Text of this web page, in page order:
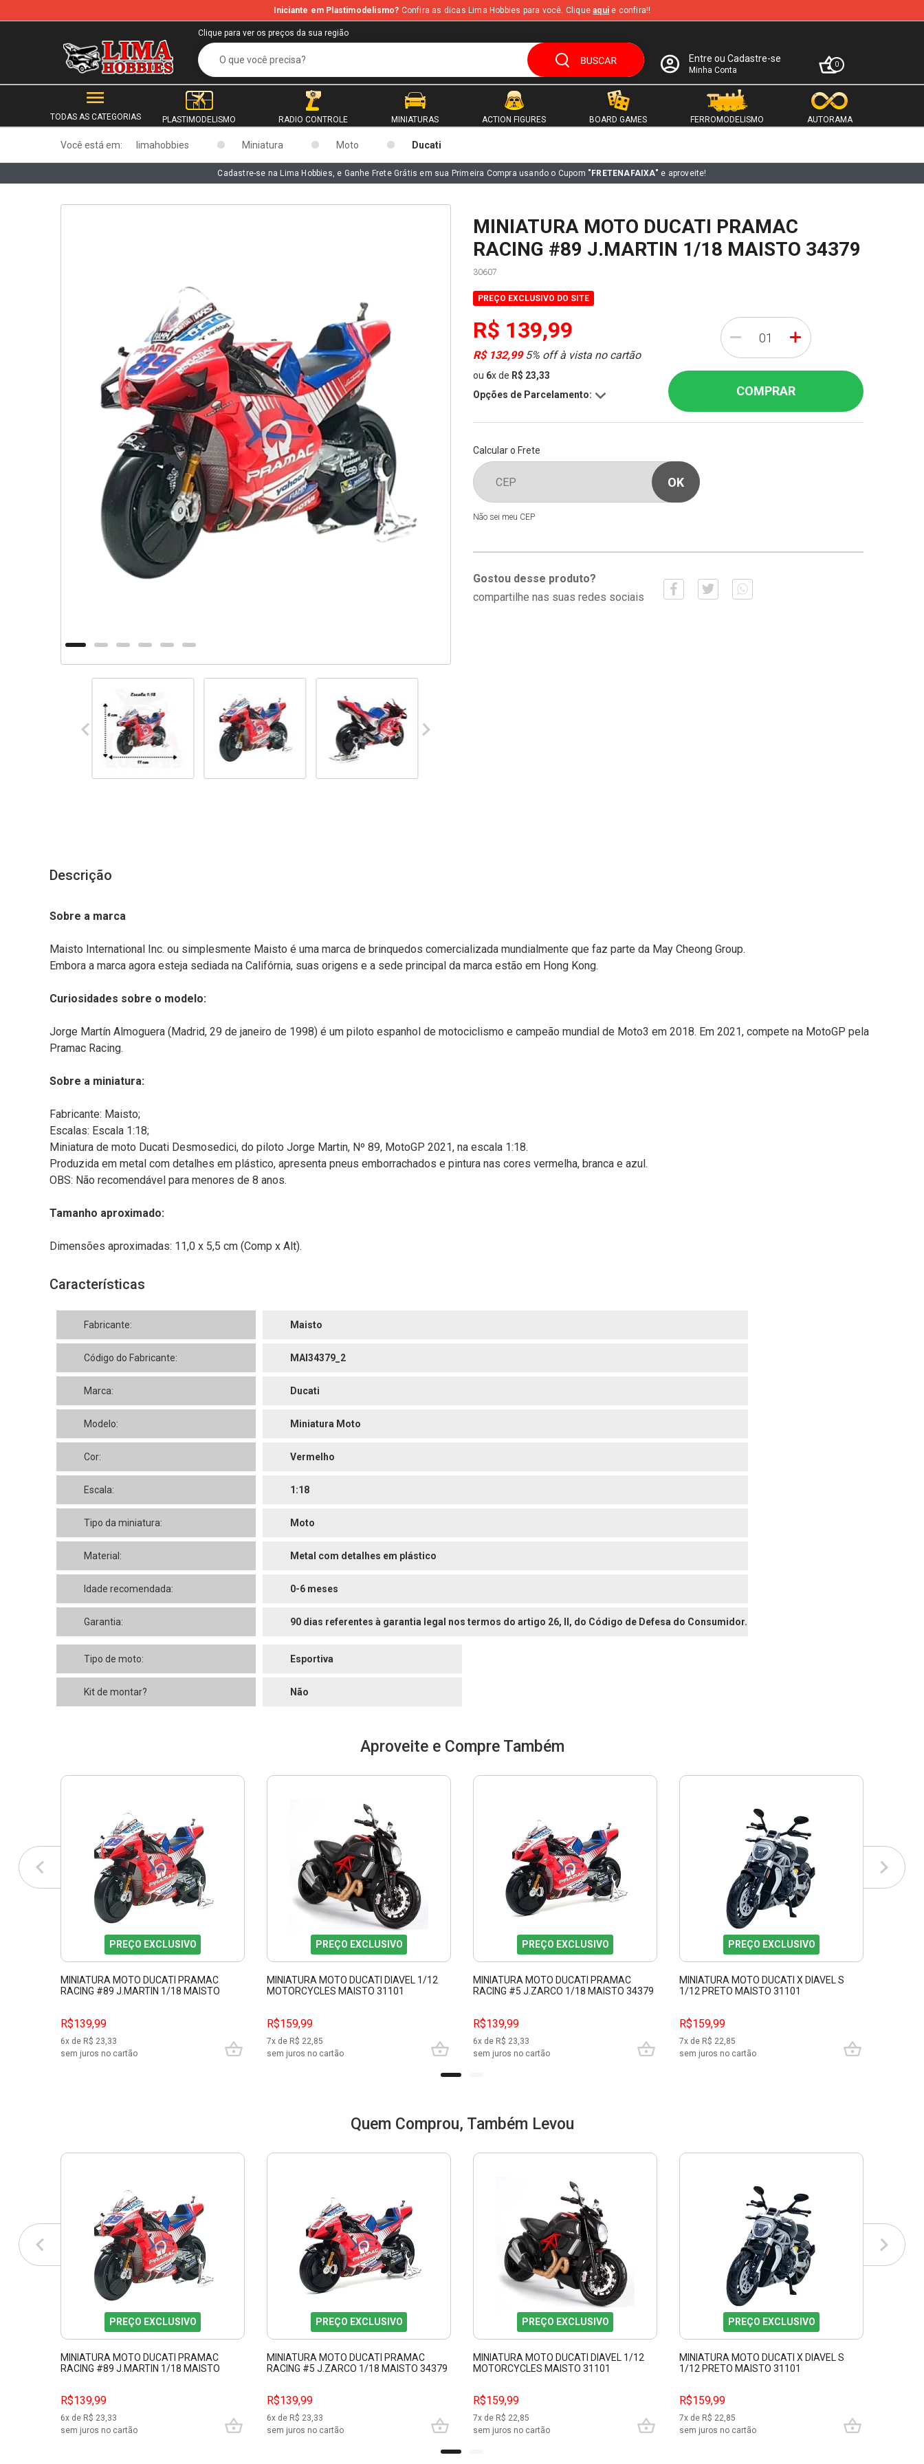
b
Iniciante em Plastimodelismo? Confira as dicas Lima Hobbies para você. Cliqueaqui e confira!!
Clique para ver os preços da sua região
Entre ou Cadastre-se
Minha Conta
0
TODAS AS CATEGORIAS PLASTIMODELISMO RADIO CONTROLE MINIATURAS ACTION FIGURES BOARD GAMES FERROMODELISMO AUTORAMA
Você está em: limahobbies Miniatura Moto Ducati
Cadastre-se na Lima Hobbies, e Ganhe Frete Grátis em sua Primeira Compra usando o Cupom "FRETENAFAIXA" e aproveite!
MINIATURA MOTO DUCATI PRAMAC
RACING #89 J.MARTIN 1/18 MAISTO 34379
30607
PREÇO EXCLUSIVO DO SITE
R$ 139,99
R$ 132,995% off à vista no cartão
ou 6xde R$ 23,33
Opções de Parcelamento:
- +
COMPRAR
Calcular o Frete
Não sei meu CEP
Gostou desse produto?
compartilhe nas suas redes sociais
Descrição
Sobre a marca
Maisto International Inc. ou simplesmente Maisto é uma marca de brinquedos comercializada mundialmente que faz parte da May Cheong Group.
Embora a marca agora esteja sediada na Califórnia, suas origens e a sede principal da marca estão em Hong Kong.
Curiosidades sobre o modelo:
Jorge Martín Almoguera (Madrid, 29 de janeiro de 1998) é um piloto espanhol de motociclismo e campeão mundial de Moto3 em 2018. Em 2021, compete na MotoGP pela
Pramac Racing.
Sobre a miniatura:
Fabricante: Maisto;
Escalas: Escala 1:18;
Miniatura de moto Ducati Desmosedici, do piloto Jorge Martin, Nº 89, MotoGP 2021, na escala 1:18.
Produzida em metal com detalhes em plástico, apresenta pneus emborrachados e pintura nas cores vermelha, branca e azul.
OBS: Não recomendável para menores de 8 anos.
Tamanho aproximado:
Dimensões aproximadas: 11,0 x 5,5 cm (Comp x Alt).
Características
Fabricante: Maisto
Código do Fabricante: MAI34379_2
Marca: Ducati
Modelo: Miniatura Moto
Cor: Vermelho
Escala: 1:18
Tipo da miniatura: Moto
Material: Metal com detalhes em plástico
Idade recomendada: 0-6 meses
Garantia: 90 dias referentes à garantia legal nos termos do artigo 26, II, do Código de Defesa do Consumidor.
Tipo de moto: Esportiva
Kit de montar? Não
Aproveite e Compre Também
PREÇO EXCLUSIVO
MINIATURA MOTO DUCATI PRAMAC
RACING #89 J.MARTIN 1/18 MAISTO
R$139,99
6x de R$ 23,33
sem juros no cartão
PREÇO EXCLUSIVO
MINIATURA MOTO DUCATI DIAVEL 1/12
MOTORCYCLES MAISTO 31101
R$159,99
7x de R$ 22,85
sem juros no cartão
PREÇO EXCLUSIVO
MINIATURA MOTO DUCATI PRAMAC
RACING #5 J.ZARCO 1/18 MAISTO 34379
R$139,99
6x de R$ 23,33
sem juros no cartão
PREÇO EXCLUSIVO
MINIATURA MOTO DUCATI X DIAVEL S
1/12 PRETO MAISTO 31101
R$159,99
7x de R$ 22,85
sem juros no cartão
Quem Comprou, Também Levou
PREÇO EXCLUSIVO
MINIATURA MOTO DUCATI PRAMAC
RACING #89 J.MARTIN 1/18 MAISTO
R$139,99
6x de R$ 23,33
sem juros no cartão
PREÇO EXCLUSIVO
MINIATURA MOTO DUCATI PRAMAC
RACING #5 J.ZARCO 1/18 MAISTO 34379
R$139,99
6x de R$ 23,33
sem juros no cartão
PREÇO EXCLUSIVO
MINIATURA MOTO DUCATI DIAVEL 1/12
MOTORCYCLES MAISTO 31101
R$159,99
7x de R$ 22,85
sem juros no cartão
PREÇO EXCLUSIVO
MINIATURA MOTO DUCATI X DIAVEL S
1/12 PRETO MAISTO 31101
R$159,99
7x de R$ 22,85
sem juros no cartão